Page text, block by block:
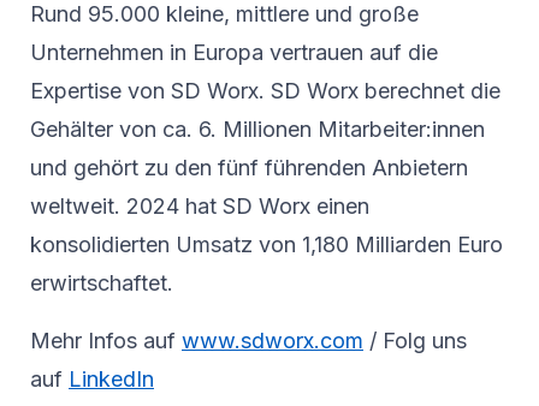
Rund 95.000 kleine, mittlere und große
Unternehmen in Europa vertrauen auf die
Expertise von SD Worx. SD Worx berechnet die
Gehälter von ca. 6. Millionen Mitarbeiter:innen
und gehört zu den fünf führenden Anbietern
weltweit. 2024 hat SD Worx einen
konsolidierten Umsatz von 1,180 Milliarden Euro
erwirtschaftet.
Mehr Infos auf www.sdworx.com / Folg uns
auf LinkedIn